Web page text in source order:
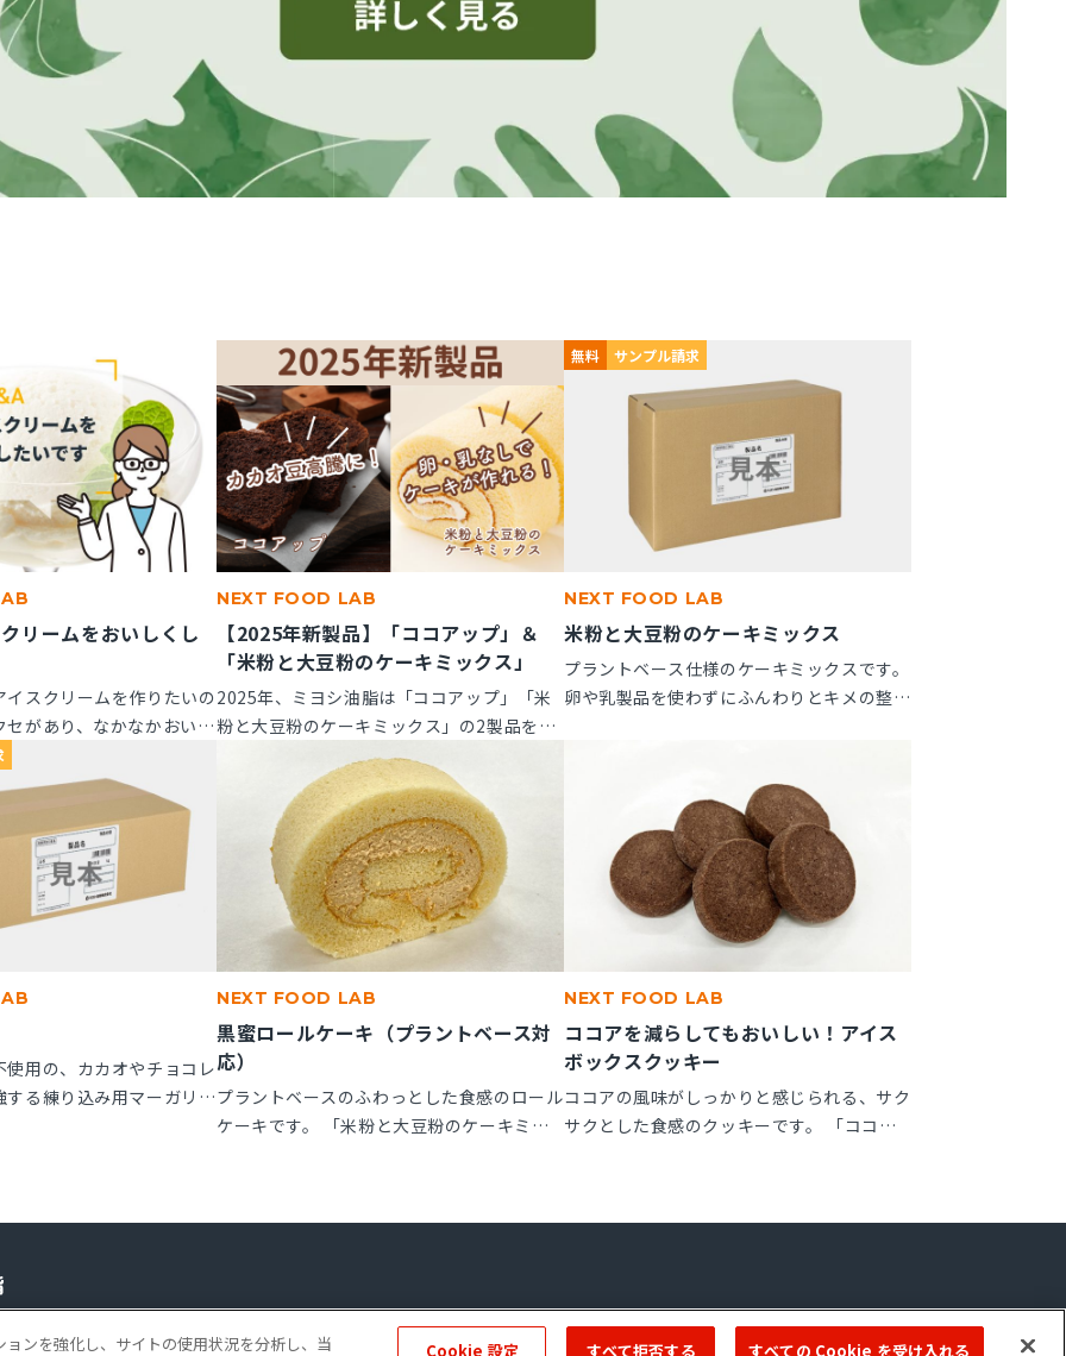
リームをおいしくし
スクリームを作りたいの
があり、なかなかおいし
アップできる素材はあり
NEXT FOOD LAB
【2025年新製品】「ココアップ」＆
「米粉と大豆粉のケーキミックス」
2025年、ミヨシ油脂は「ココアップ」「米
粉と大豆粉のケーキミックス」の2製品を新
たに発売いたします。この2つの製品につい
てご紹介します。
無料 サンプル請求
NEXT FOOD LAB
米粉と大豆粉のケーキミックス
プラントベース仕様のケーキミックスです。
卵や乳製品を使わずにふんわりとキメの整っ
使用の、カカオやチョコレ
する練り込み用マーガリン
NEXT FOOD LAB
黒蜜ロールケーキ（プラントベース対
応）
プラントベースのふわっとした食感のロール
ケーキです。 「米粉と大豆粉のケーキミッ
NEXT FOOD LAB
ココアを減らしてもおいしい！アイス
ボックスクッキー
ココアの風味がしっかりと感じられる、サク
サクとした食感のクッキーです。 「ココア
ソーシャルメディアポリシー 免責事項 Copyright © 2022 ＭIYOSHI OIL & FAT CO.,LTD. All Rights Reserved.
ンを強化し、サイトの使用状況を分析し、当
Cookie 設定 すべて拒否する すべての Cookie を受け入れる